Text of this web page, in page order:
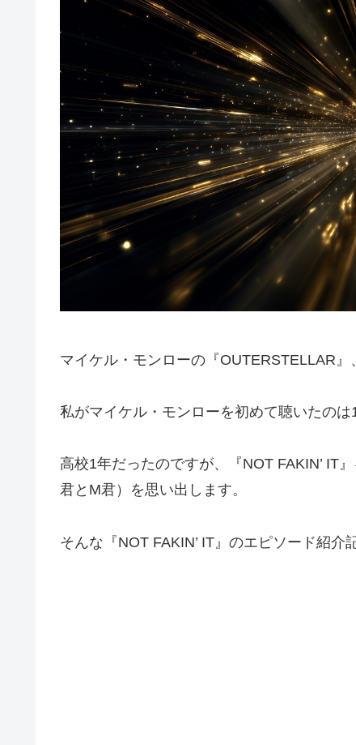
マイケル・モンローの『OUTERSTELLAR』
私がマイケル・モンローを初めて聴いたのは
高校1年だったのですが、『NOT FAKIN’ IT
君とM君）を思い出します。
そんな『NOT FAKIN’ IT』のエピソード紹介